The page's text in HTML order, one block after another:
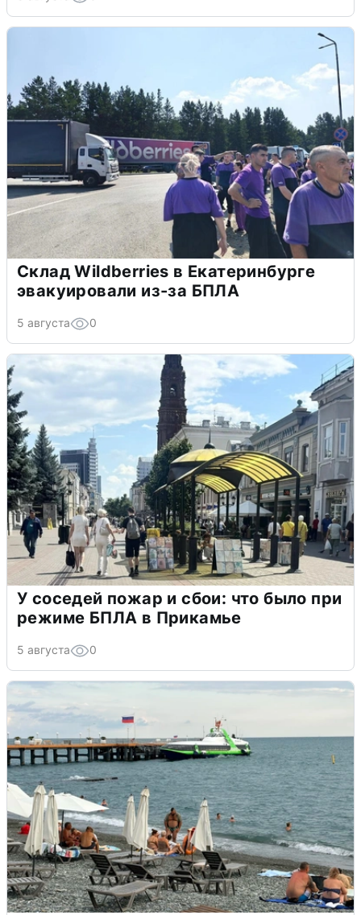
Склад Wildberries в Екатеринбурге
эвакуировали из-за БПЛА
5 августа 0
У соседей пожар и сбои: что было при
режиме БПЛА в Прикамье
5 августа 0